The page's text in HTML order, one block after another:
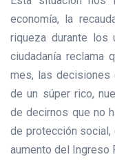
economía, la
riqueza durante los
ciudadanía reclama
mes, las decisiones
de un súper rico,
de decirnos que no
de protección social,
aumento del Ingreso